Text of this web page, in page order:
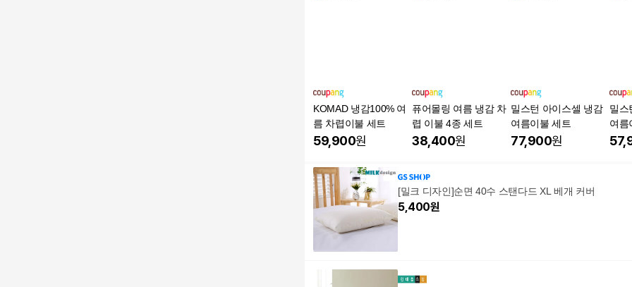
KOMAD 냉감100% 여
름 차렵이불 세트
59,900원
퓨어몰링 여름 냉감 차
렵 이불 4종 세트
38,400원
밀스턴 아이스셀 냉감
여름이불 세트
77,900원
밀스
여름
[밀크 디자인]순면 40수 스탠다드 XL 베개 커버
5,400원